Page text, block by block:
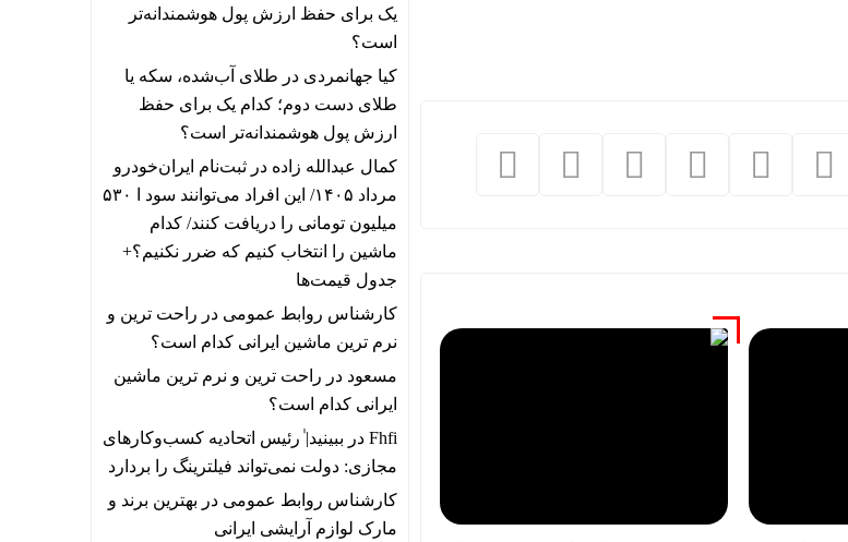
یک برای حفظ ارزش پول هوشمندانه‌تر
است؟
کیا جهانمردی در طلای آب‌شده، سکه یا
طلای دست دوم؛ کدام یک برای حفظ
ارزش پول هوشمندانه‌تر است؟
کمال عبدالله زاده در ثبت‌نام ایران‌خودرو
مرداد ۱۴۰۵/ این افراد می‌توانند سود ا ۵۳۰
میلیون تومانی را دریافت کنند/ کدام
ماشین را انتخاب کنیم که ضرر نکنیم؟+
جدول قیمت‌ها
کارشناس روابط عمومی در راحت ترین و
نرم ترین ماشین ایرانی کدام است؟
مسعود در راحت ترین و نرم ترین ماشین
ایرانی کدام است؟
Fhfiدر ببینید| ٰرئیس اتحادیه کسب‌وکارهای
مجازی: دولت نمی‌تواند فیلترینگ را بردارد
کارشناس روابط عمومی در بهترین برند و
مارک لوازم آرایشی ایرانی